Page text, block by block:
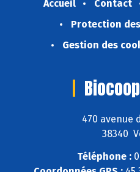
Accueil Contact
Protection
Gestion des
470 avenue
38340
Téléphone :